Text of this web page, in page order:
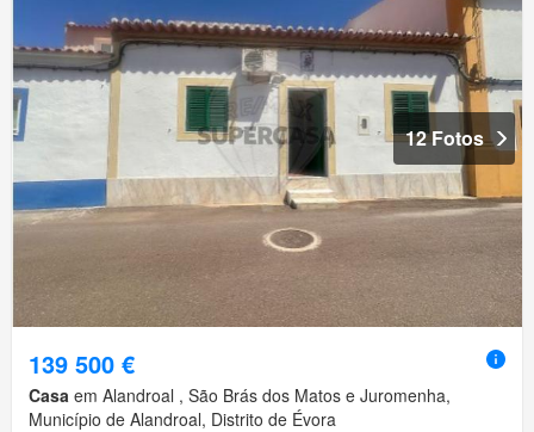
12 Fotos
139 500 €
Casa em Alandroal , São Brás dos Matos e Juromenha,
Município de Alandroal, Distrito de Évora